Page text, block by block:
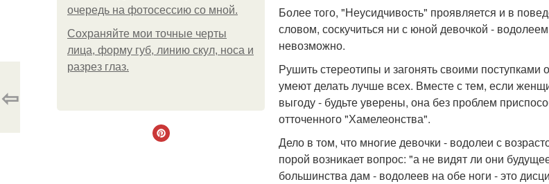
очередь на фотосессию со мной.
Сохраняйте мои точные черты
лица, форму губ, линию скул, носа и
разрез глаз.
Более того, "Неусидчивость" проявляется и в
словом, соскучиться ни с юной девочкой -
невозможно.
Рушить стереотипы и загонять своими поступками
умеют делать лучше всех. Вместе с тем, если
выгоду - будьте уверены, она без проблем
отточенного "Хамелеонства".
Дело в том, что многие девочки - водолеи с
порой возникает вопрос: "а не видят ли они
большинства дам - водолеев на обе ноги - это
⇦